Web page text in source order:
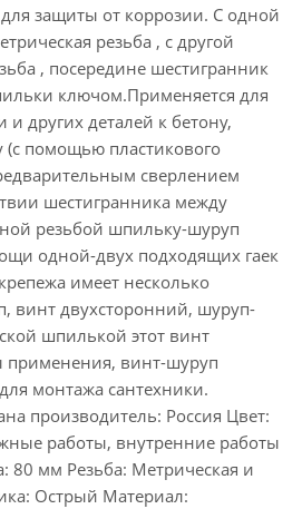
защиты от коррозии. С одной
резьба , с другой
, посередине шестигранник
ключом.Применяется для
и других деталей к бетону,
помощью пластикового
сверлением
шестигранника между
резьбой шпильку-шуруп
одной-двух подходящих гаек
имеет несколько
винт двухсторонний, шуруп-
шпилькой этот винт
применения, винт-шуруп
монтажа сантехники.
производитель: Россия Цвет:
работы, внутренние работы
80 мм Резьба: Метрическая и
Острый Материал: